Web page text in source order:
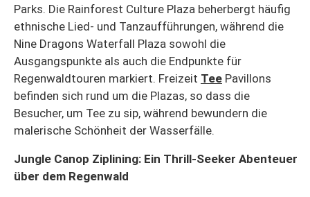
Parks. Die Rainforest Culture Plaza beherbergt häufig
ethnische Lied- und Tanzaufführungen, während die
Nine Dragons Waterfall Plaza sowohl die
Ausgangspunkte als auch die Endpunkte für
Regenwaldtouren markiert. Freizeit Tee Pavillons
befinden sich rund um die Plazas, so dass die
Besucher, um Tee zu sip, während bewundern die
malerische Schönheit der Wasserfälle.
Jungle Canop Ziplining: Ein Thrill-Seeker Abenteuer
über dem Regenwald